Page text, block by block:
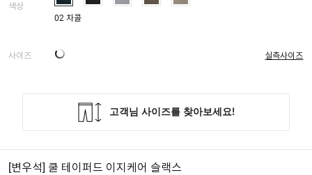
색상
02 차콜
사이즈 실측사이즈
[변우석] 쿨 테이퍼드 이지케어 슬랙스